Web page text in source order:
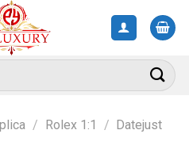
/ Rolex 1:1 / Datejust